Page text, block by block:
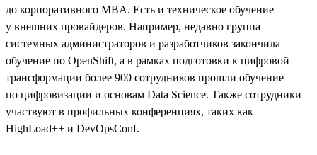
до корпоративного MBA. Есть и техническое обучение
у внешних провайдеров. Например, недавно группа
системных администраторов и разработчиков закончила
обучение по OpenShift, а в рамках подготовки к цифровой
трансформации более 900 сотрудников прошли обучение
по цифровизации и основам Data Science. Также сотрудники
участвуют в профильных конференциях, таких как
HighLoad++ и DevOpsConf.